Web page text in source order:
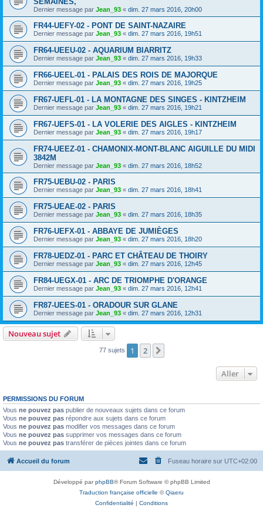
Dernier message par Jean_93 « dim. 27 mars 2016, 20h00
FR44-UEFY-02 - PONT DE SAINT-NAZAIRE
Dernier message par Jean_93 « dim. 27 mars 2016, 19h51
FR64-UEEU-02 - AQUARIUM BIARRITZ
Dernier message par Jean_93 « dim. 27 mars 2016, 19h33
FR66-UEEL-01 - PALAIS DES ROIS DE MAJORQUE
Dernier message par Jean_93 « dim. 27 mars 2016, 19h25
FR67-UEFL-01 - LA MONTAGNE DES SINGES - KINTZHEIM
Dernier message par Jean_93 « dim. 27 mars 2016, 19h21
FR67-UEFS-01 - LA VOLERIE DES AIGLES - KINTZHEIM
Dernier message par Jean_93 « dim. 27 mars 2016, 19h17
FR74-UEEZ-01 - CHAMONIX-MONT-BLANC AIGUILLE DU MIDI
3842M
Dernier message par Jean_93 « dim. 27 mars 2016, 18h52
FR75-UEBU-02 - PARIS
Dernier message par Jean_93 « dim. 27 mars 2016, 18h41
FR75-UEAE-02 - PARIS
Dernier message par Jean_93 « dim. 27 mars 2016, 18h35
FR76-UEFX-01 - ABBAYE DE JUMIÈGES
Dernier message par Jean_93 « dim. 27 mars 2016, 18h20
FR78-UEDZ-01 - PARC ET CHÂTEAU DE THOIRY
Dernier message par Jean_93 « dim. 27 mars 2016, 12h45
FR84-UEGX-01 - ARC DE TRIOMPHE D'ORANGE
Dernier message par Jean_93 « dim. 27 mars 2016, 12h41
FR87-UEES-01 - ORADOUR SUR GLANE
Dernier message par Jean_93 « dim. 27 mars 2016, 12h31
Nouveau sujet
77 sujets 1 2
Aller
PERMISSIONS DU FORUM
Vous ne pouvez pas publier de nouveaux sujets dans ce forum
Vous ne pouvez pas répondre aux sujets dans ce forum
Vous ne pouvez pas modifier vos messages dans ce forum
Vous ne pouvez pas supprimer vos messages dans ce forum
Vous ne pouvez pas transférer de pièces jointes dans ce forum
Accueil du forum Fuseau horaire sur UTC+02:00
Développé parphpBB® Forum Software © phpBB Limited
Traduction française officielle ©Qiaeru
Confidentialité | Conditions